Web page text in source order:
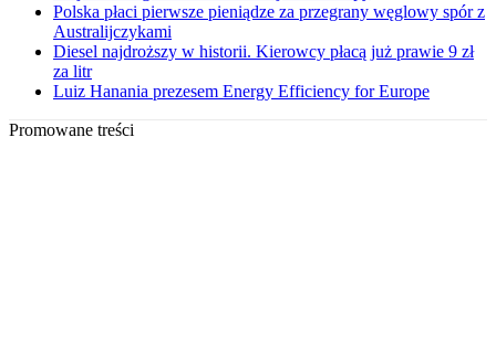
Polska płaci pierwsze pieniądze za przegrany węglowy spór z
Australijczykami
Diesel najdroższy w historii. Kierowcy płacą już prawie 9 zł
za litr
Luiz Hanania prezesem Energy Efficiency for Europe
Promowane treści